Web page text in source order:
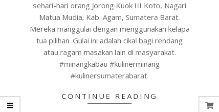
sehari-hari orang Jorong Kuok III Koto, Nagari
Matua Mudia, Kab. Agam, Sumatera Barat.
Mereka manggulai dengan menggunakan kelapa
tua pilihan. Gulai ini adalah cikal bagi rendang
atau ragam masakan lain di masyarakat.
#minangkabau #kulinerminang
#kulinersumaterabarat.
CONTINUE READING